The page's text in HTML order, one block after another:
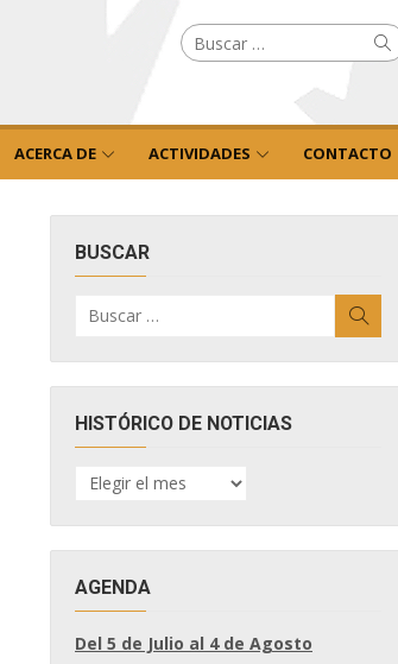
Buscar
por:
ACERCA DE ACTIVIDADES CONTACTO
BUSCAR
por:
HISTÓRICO DE NOTICIAS
HISTÓRICO
DE
AGENDA
Del 5 de Julio al 4 de Agosto